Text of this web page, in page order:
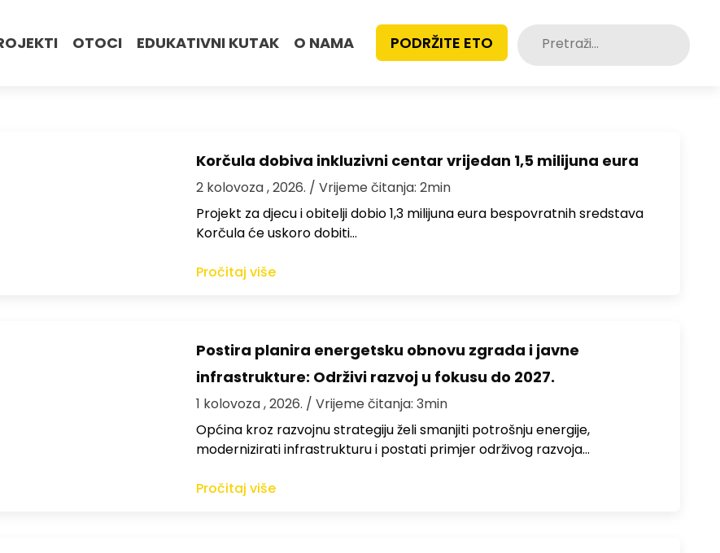
OTOCI EDUKATIVNI KUTAK O NAMA PODRŽITE ETO Pretraži:
Korčula dobiva inkluzivni centar vrijedan 1,5 milijuna eura
2 kolovoza , 2026. / Vrijeme čitanja: 2min
Projekt za djecu i obitelji dobio 1,3 milijuna eura bespovratnih sredstava
Korčula će uskoro dobiti…
Pročitaj više
Postira planira energetsku obnovu zgrada i javne
infrastrukture: Održivi razvoj u fokusu do 2027.
1 kolovoza , 2026. / Vrijeme čitanja: 3min
Općina kroz razvojnu strategiju želi smanjiti potrošnju energije,
modernizirati infrastrukturu i postati primjer održivog razvoja…
Pročitaj više